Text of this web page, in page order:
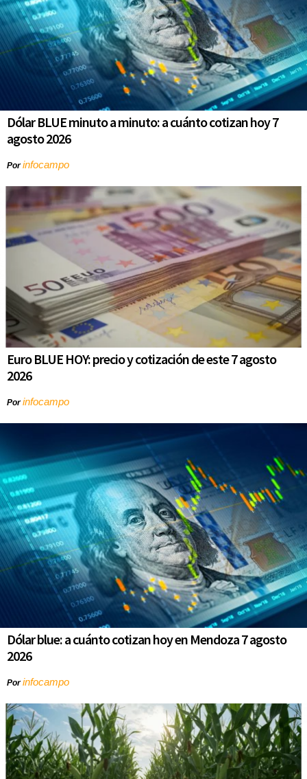
Dólar BLUE minuto a minuto: a cuánto cotizan hoy 7
agosto 2026
Porinfocampo
Euro BLUE HOY: precio y cotización de este 7 agosto
2026
Porinfocampo
Dólar blue: a cuánto cotizan hoy en Mendoza 7 agosto
2026
Porinfocampo